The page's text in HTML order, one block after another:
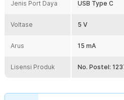
Jenis Port Daya USB Type C
Voltase 5 V
Arus 15 mA
Lisensi Produk No. Postel: